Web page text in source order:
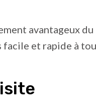
avantageux
et rapide à